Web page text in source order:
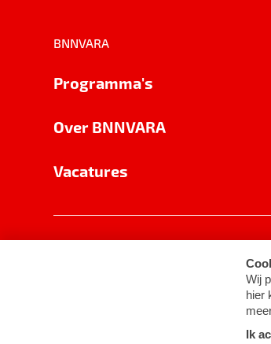
BNNVARA
Programma's
Over BNNVARA
Vacatures
Cookie-instellingen